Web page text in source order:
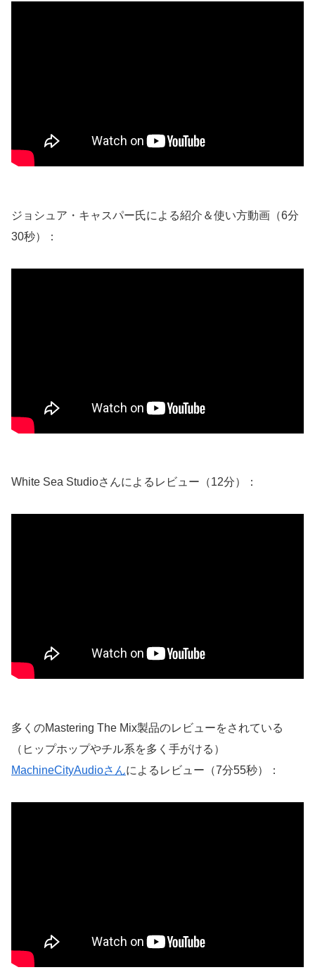
ジョシュア・キャスパー氏による紹介＆使い方動画（6分
30秒）：
White Sea Studioさんによるレビュー（12分）：
多くのMastering The Mix製品のレビューをされている
（ヒップホップやチル系を多く手がける）
MachineCityAudioさんによるレビュー（7分55秒）：